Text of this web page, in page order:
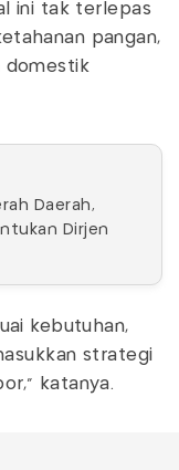
ini tak terlepas
pangan,
domestik
Daerah,
Dirjen
kebutuhan,
strategi
katanya.